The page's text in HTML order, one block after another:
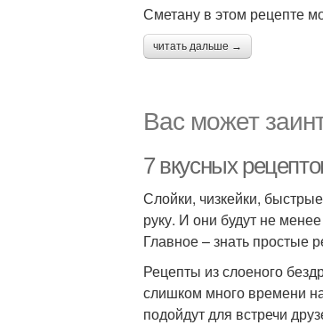
Сметану в этом рецепте
читать дальше →
Вас может
7 вкусных
Слойки, чизкейки,
руку. И они будут не
Главное – знать простые
Рецепты из слоеного
слишком много времени
подойдут для встречи